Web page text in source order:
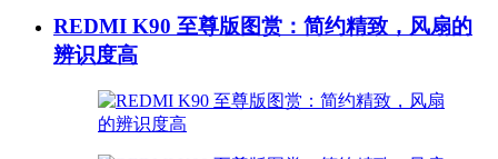
REDMI K90 至尊版图赏：简约精致，风扇的
辨识度高